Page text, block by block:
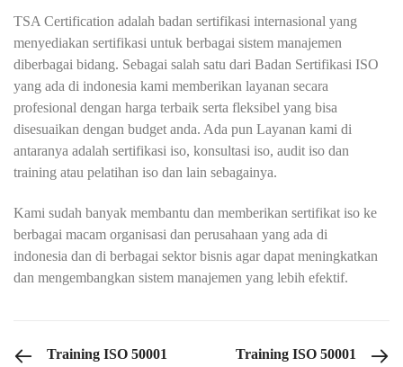
TSA Certification adalah badan sertifikasi internasional yang
menyediakan sertifikasi untuk berbagai sistem manajemen
diberbagai bidang. Sebagai salah satu dari Badan Sertifikasi ISO
yang ada di indonesia kami memberikan layanan secara
profesional dengan harga terbaik serta fleksibel yang bisa
disesuaikan dengan budget anda. Ada pun Layanan kami di
antaranya adalah sertifikasi iso, konsultasi iso, audit iso dan
training atau pelatihan iso dan lain sebagainya.
Kami sudah banyak membantu dan memberikan sertifikat iso ke
berbagai macam organisasi dan perusahaan yang ada di
indonesia dan di berbagai sektor bisnis agar dapat meningkatkan
dan mengembangkan sistem manajemen yang lebih efektif.
PREVIOUS POST
Training ISO 50001
NEXT POST
Training ISO 50001